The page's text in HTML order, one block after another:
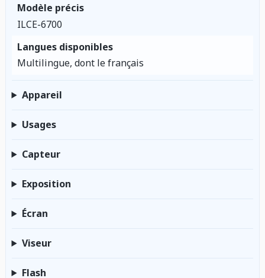
Modèle précis
ILCE-6700
Langues disponibles
Multilingue, dont le français
Appareil
Usages
Capteur
Exposition
Écran
Viseur
Flash